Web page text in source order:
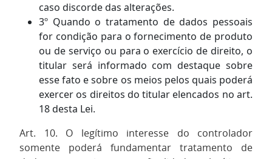
caso discorde das alterações.
3º Quando o tratamento de dados pessoais
for condição para o fornecimento de produto
ou de serviço ou para o exercício de direito, o
titular será informado com destaque sobre
esse fato e sobre os meios pelos quais poderá
exercer os direitos do titular elencados no art.
18 desta Lei.
Art. 10. O legítimo interesse do controlador
somente poderá fundamentar tratamento de